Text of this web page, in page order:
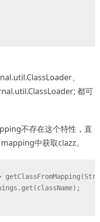
、
都可
不存在这个特性，直
中获取clazz。